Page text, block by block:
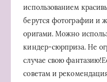
использованием
берутся фотографии и
оригами. Можно
киндер-сюрприза. Не
случае свою
советам и